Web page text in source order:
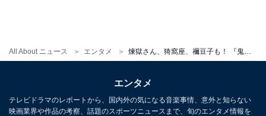
All About ニュース エンタメ 煉獄さん、猗窩座、禰豆子も！ 『鬼滅の刃』の芸能人コスプレにSNS反響
エンタメ
テレビドラマのレポートから、国内外の気になる音楽事情、意外と知らない
映画業界や作品の考察、話題のスポーツニュースまで、旬のエンタメ情報を